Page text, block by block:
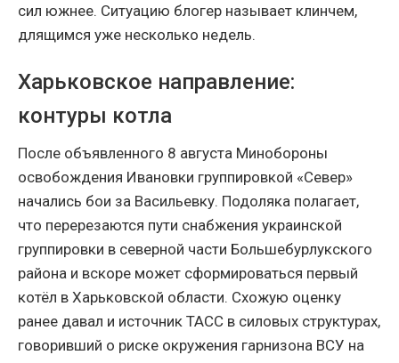
сил южнее. Ситуацию блогер называет клинчем,
длящимся уже несколько недель.
Харьковское направление:
контуры котла
После объявленного 8 августа Минобороны
освобождения Ивановки группировкой «Север»
начались бои за Васильевку. Подоляка полагает,
что перерезаются пути снабжения украинской
группировки в северной части Большебурлукского
района и вскоре может сформироваться первый
котёл в Харьковской области. Схожую оценку
ранее давал и источник ТАСС в силовых структурах,
говоривший о риске окружения гарнизона ВСУ на